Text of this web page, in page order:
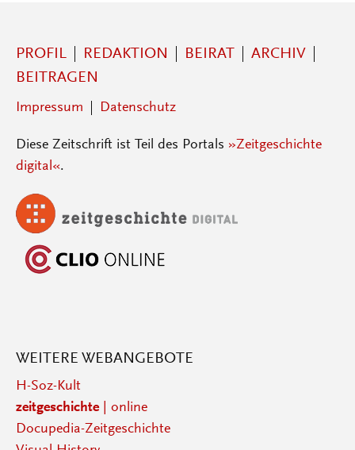
PROFIL REDAKTION BEIRAT
ARCHIV
BEITRAGEN
Impressum Datenschutz
Diese Zeitschrift ist Teil des Portals »Zeitgeschichte
digital«.
WEITERE WEBANGEBOTE
H-Soz-Kult
zeitgeschichte| online
Docupedia-Zeitgeschichte